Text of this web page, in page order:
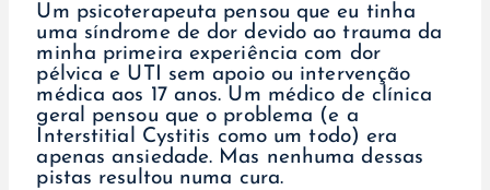
Um psicoterapeuta pensou que eu tinha
uma síndrome de dor devido ao trauma da
minha primeira experiência com dor
pélvica e UTI sem apoio ou intervenção
médica aos 17 anos. Um médico de clínica
geral pensou que o problema (e a
Interstitial Cystitis como um todo) era
apenas ansiedade. Mas nenhuma dessas
pistas resultou numa cura.